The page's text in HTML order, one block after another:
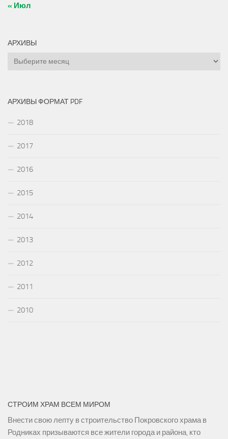
« Июл
АРХИВЫ
Архивы
АРХИВЫ ФОРМАТ PDF
2018
2017
2016
2015
2014
2013
2012
2011
2010
СТРОИМ ХРАМ ВСЕМ МИРОМ
Внести свою лепту в строительство Покровского храма в
Родниках призываются все жители города и района, кто